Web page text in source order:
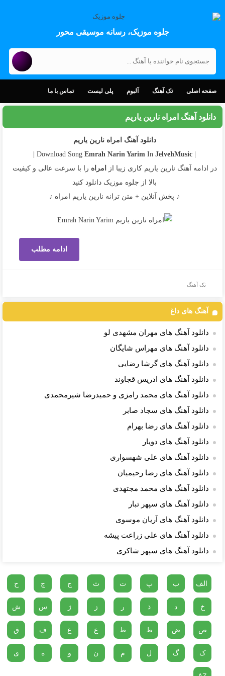
جلوه موزیک، رسانه موسیقی محور
صفحه اصلی تک آهنگ آلبوم پلی لیست تماس با ما
دانلود آهنگ امراه نارین یاریم
دانلود آهنگ امراه نارین یاریم
Emrah Narin Yarim InJelvehMusic |
در ادامه آهنگ نارین یاریم کاری زیبا از
امراه را با سرعت عالی و کیفیت
بالا از جلوه موزیک دانلود کنید
♪ پخش آنلاین + متن ترانه نارین یاریم امراه ♪
ادامه مطلب
تک آهنگ
آهنگ های داغ
دانلود آهنگ های مهران مشهدی لو
دانلود آهنگ های مهراس شایگان
دانلود آهنگ های گرشا رضایی
دانلود آهنگ های ادریس قجاوند
دانلود آهنگ های محمد رامزی و حمیدرضا شیرمحمدی
دانلود آهنگ های سجاد صابر
دانلود آهنگ های رضا بهرام
دانلود آهنگ های دویار
دانلود آهنگ های علی شهسواری
دانلود آهنگ های رضا رحیمیان
دانلود آهنگ های محمد مجتهدی
دانلود آهنگ های سپهر تبار
دانلود آهنگ های آریان موسوی
دانلود آهنگ های علی زراعت پیشه
دانلود آهنگ های سپهر شاکری
الف ب پ ت ث ج چ ح
خ د ذ ر ز ژ س ش
ص ض ط ظ ع غ ف ق
ک گ ل م ن و ه ی